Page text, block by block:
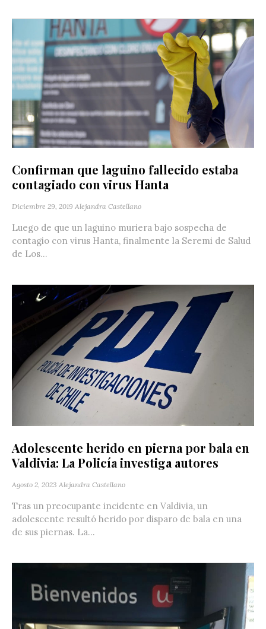
Confirman que laguino fallecido estaba
contagiado con virus Hanta
Diciembre 29, 2019 Alejandra Castellano
Luego de que un laguino muriera bajo sospecha de
contagio con virus Hanta, finalmente la Seremi de Salud
de Los...
Adolescente herido en pierna por bala en
Valdivia: La Policía investiga autores
Agosto 2, 2023 Alejandra Castellano
Tras un preocupante incidente en Valdivia, un
adolescente resultó herido por disparo de bala en una
de sus piernas. La...